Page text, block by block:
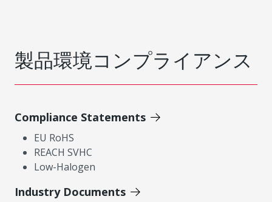
製品環境コンプライアンス
Compliance Statements
EU RoHS
REACH SVHC
Low-Halogen
Industry Documents